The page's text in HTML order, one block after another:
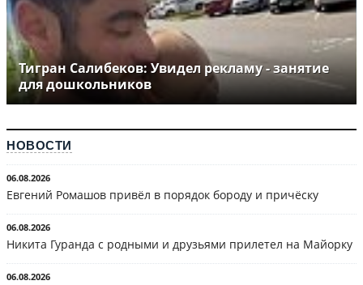
Тигран Салибеков: Увидел рекламу - занятие
для дошкольников
НОВОСТИ
06.08.2026
Евгений Ромашов привёл в порядок бороду и причёску
06.08.2026
Никита Гуранда с родными и друзьями прилетел на Майорку
06.08.2026